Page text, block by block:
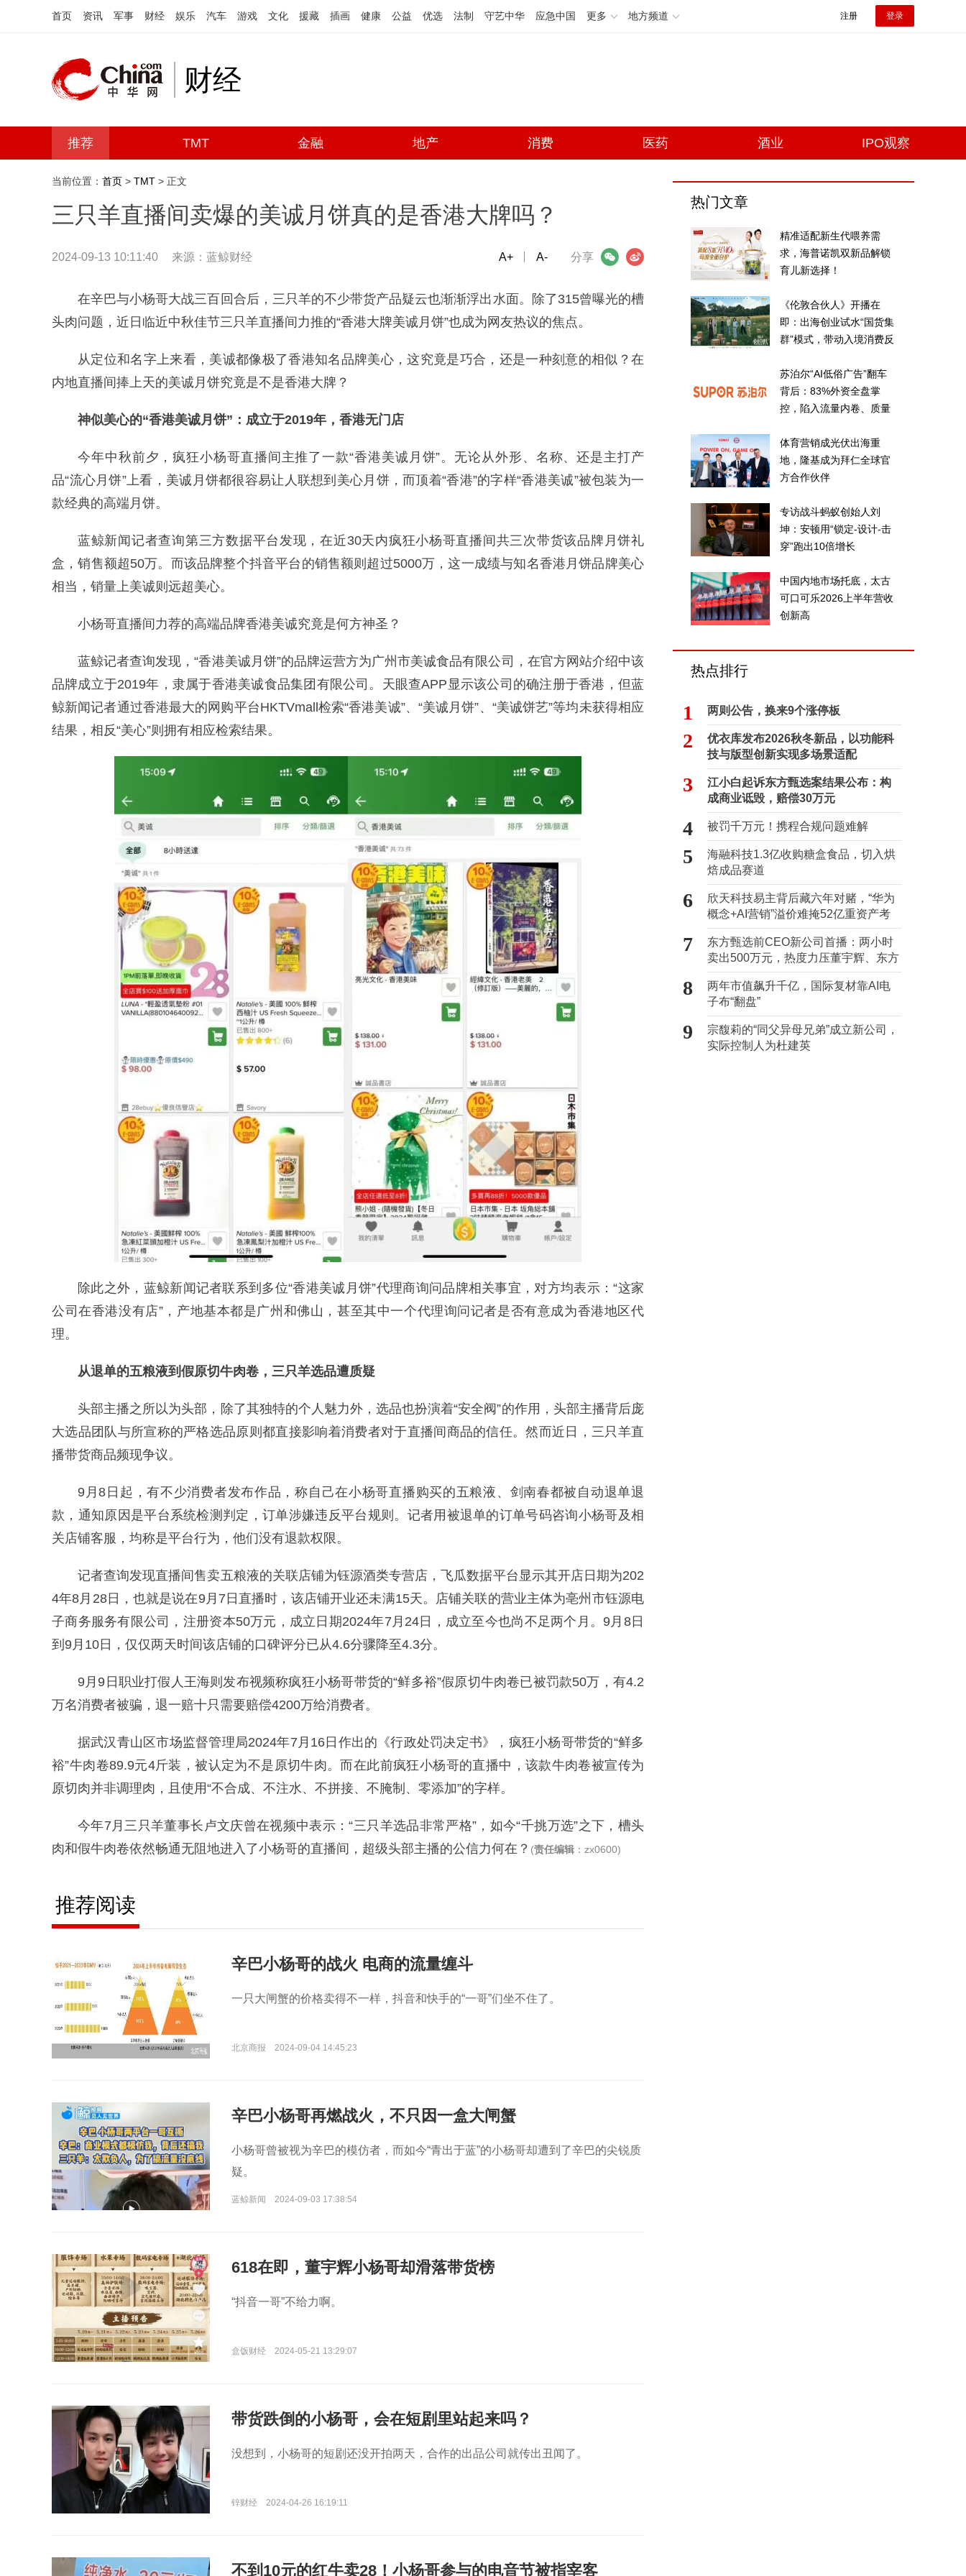
首页 资讯 军事 财经 娱乐 汽车 游戏 文化 援藏 插画 健康 公益 优选 法制 守艺中华 应急中国 更多 地方频道 注册 登录
财经
推荐 TMT 金融 地产 消费 医药 酒业 IPO观察
当前位置： 首页 > TMT > 正文
三只羊直播间卖爆的美诚月饼真的是香港大牌吗？
2024-09-13 10:11:40 来源： 蓝鲸财经 分享
微信 微博
A+ A-
在辛巴与小杨哥大战三百回合后，三只羊的不少带货产品疑云也渐渐浮出水面。除了315曾曝光的槽
头肉问题，近日临近中秋佳节三只羊直播间力推的“香港大牌美诚月饼”也成为网友热议的焦点。
从定位和名字上来看，美诚都像极了香港知名品牌美心，这究竟是巧合，还是一种刻意的相似？在
内地直播间捧上天的美诚月饼究竟是不是香港大牌？
神似美心的“香港美诚月饼”： 成立于2019年，香港无门店
今年中秋前夕，疯狂小杨哥直播间主推了一款“香港美诚月饼”。无论从外形、名称、还是主打产
品“流心月饼”上看，美诚月饼都很容易让人联想到美心月饼，而顶着“香港”的字样“香港美诚”被包装为一
款经典的高端月饼。
蓝鲸新闻记者查询第三方数据平台发现，在近30天内疯狂小杨哥直播间共三次带货该品牌月饼礼
盒，销售额超50万。而该品牌整个抖音平台的销售额则超过5000万，这一成绩与知名香港月饼品牌美心
相当，销量上美诚则远超美心。
小杨哥直播间力荐的高端品牌香港美诚究竟是何方神圣？
蓝鲸记者查询发现，“香港美诚月饼”的品牌运营方为广州市美诚食品有限公司，在官方网站介绍中该
品牌成立于2019年，隶属于香港美诚食品集团有限公司。天眼查APP显示该公司的确注册于香港，但蓝
鲸新闻记者通过香港最大的网购平台HKTVmall检索“香港美诚”、“美诚月饼”、“美诚饼艺”等均未获得相应
结果，相反“美心”则拥有相应检索结果。
除此之外，蓝鲸新闻记者联系到多位“香港美诚月饼”代理商询问品牌相关事宜，对方均表示：“这家
公司在香港没有店”，产地基本都是广州和佛山，甚至其中一个代理询问记者是否有意成为香港地区代
理。
从退单的五粮液到假原切牛肉卷，三只羊选品遭质疑
头部主播之所以为头部，除了其独特的个人魅力外，选品也扮演着“安全阀”的作用，头部主播背后庞
大选品团队与所宣称的严格选品原则都直接影响着消费者对于直播间商品的信任。然而近日，三只羊直
播带货商品频现争议。
9月8日起，有不少消费者发布作品，称自己在小杨哥直播购买的五粮液、剑南春都被自动退单退
款，通知原因是平台系统检测判定，订单涉嫌违反平台规则。记者用被退单的订单号码咨询小杨哥及相
关店铺客服，均称是平台行为，他们没有退款权限。
记者查询发现直播间售卖五粮液的关联店铺为钰源酒类专营店，飞瓜数据平台显示其开店日期为202
4年8月28日，也就是说在9月7日直播时，该店铺开业还未满15天。店铺关联的营业主体为亳州市钰源电
子商务服务有限公司，注册资本50万元，成立日期2024年7月24日，成立至今也尚不足两个月。9月8日
到9月10日，仅仅两天时间该店铺的口碑评分已从4.6分骤降至4.3分。
9月9日职业打假人王海则发布视频称疯狂小杨哥带货的“鲜多裕”假原切牛肉卷已被罚款50万，有4.2
万名消费者被骗，退一赔十只需要赔偿4200万给消费者。
据武汉青山区市场监督管理局2024年7月16日作出的《行政处罚决定书》，疯狂小杨哥带货的“鲜多
裕”牛肉卷89.9元4斤装，被认定为不是原切牛肉。而在此前疯狂小杨哥的直播中，该款牛肉卷被宣传为
原切肉并非调理肉，且使用“不合成、不注水、不拼接、不腌制、零添加”的字样。
今年7月三只羊董事长卢文庆曾在视频中表示：“三只羊选品非常严格”，如今“千挑万选”之下，槽头
肉和假牛肉卷依然畅通无阻地进入了小杨哥的直播间，超级头部主播的公信力何在？ (责任编辑 ：zx0600)
推荐阅读
辛巴小杨哥的战火 电商的流量缠斗
一只大闸蟹的价格卖得不一样，抖音和快手的“一哥”们坐不住了。
北京商报 2024-09-04 14:45:23
辛巴小杨哥再燃战火，不只因一盒大闸蟹
小杨哥曾被视为辛巴的模仿者，而如今“青出于蓝”的小杨哥却遭到了辛巴的尖锐质
疑。
蓝鲸新闻 2024-09-03 17:38:54
618在即，董宇辉小杨哥却滑落带货榜
“抖音一哥”不给力啊。
盒饭财经 2024-05-21 13:29:07
带货跌倒的小杨哥，会在短剧里站起来吗？
没想到，小杨哥的短剧还没开拍两天，合作的出品公司就传出丑闻了。
锌财经 2024-04-26 16:19:11
不到10元的红牛卖28！小杨哥参与的电音节被指宰客
热门文章
精准适配新生代喂养需
求，海普诺凯双新品解锁
育儿新选择！
《伦敦合伙人》开播在
即：出海创业试水“国货集
群”模式，带动入境消费反
苏泊尔“AI低俗广告”翻车
背后：83%外资全盘掌
控，陷入流量内卷、质量
体育营销成光伏出海重
地，隆基成为拜仁全球官
方合作伙伴
专访战斗蚂蚁创始人刘
坤：安顿用“锁定-设计-击
穿”跑出10倍增长
中国内地市场托底，太古
可口可乐2026上半年营收
创新高
热点排行
1 两则公告，换来9个涨停板
2
优衣库发布2026秋冬新品，以功能科
技与版型创新实现多场景适配
3
江小白起诉东方甄选案结果公布：构
成商业诋毁，赔偿30万元
4 被罚千万元！携程合规问题难解
5
海融科技1.3亿收购糖盒食品，切入烘
焙成品赛道
6
欣天科技易主背后藏六年对赌，“华为
概念+AI营销”溢价难掩52亿重资产考
验
7
东方甄选前CEO新公司首播：两小时
卖出500万元，热度力压董宇辉、东方
甄选
8
两年市值飙升千亿，国际复材靠AI电
子布“翻盘”
9
宗馥莉的“同父异母兄弟”成立新公司，
实际控制人为杜建英